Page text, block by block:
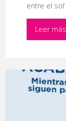
entre el
Leer más